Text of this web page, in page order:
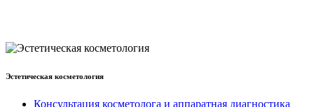
Эстетическая косметология
Консультация косметолога и аппаратная диагностика